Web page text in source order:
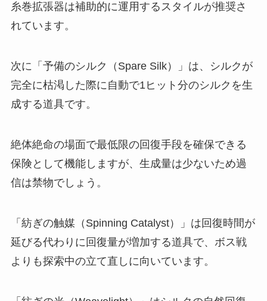
糸巻拡張器は補助的に運用するスタイルが推奨さ
れています。
次に「予備のシルク（Spare Silk）」は、シルクが
完全に枯渇した際に自動で1ヒット分のシルクを生
成する道具です。
絶体絶命の場面で最低限の回復手段を確保できる
保険として機能しますが、生成量は少ないため過
信は禁物でしょう。
「紡ぎの触媒（Spinning Catalyst）」は回復時間が
延びる代わりに回復量が増加する道具で、ボス戦
よりも探索中の立て直しに向いています。